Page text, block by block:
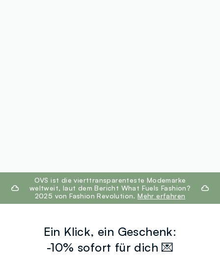
footer.ariatitleOVS ist die vierttransparenteste Modemarke
weltweit, laut dem Bericht What Fuels Fashion?
2025 von Fashion Revolution.Mehr erfahren
Ein Klick, ein Geschenk:
-10% sofort für dich 💌